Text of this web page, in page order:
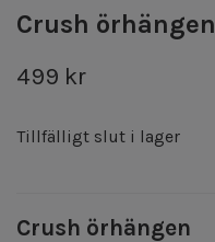
Crush örhängen
499 kr
Tillfälligt slut i lager
Crush örhängen